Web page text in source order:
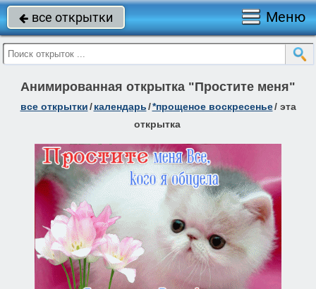
 все открытки Меню
Анимированная открытка "Простите меня"
все открытки/ календарь/*прощеное воскресенье/ эта
открытка